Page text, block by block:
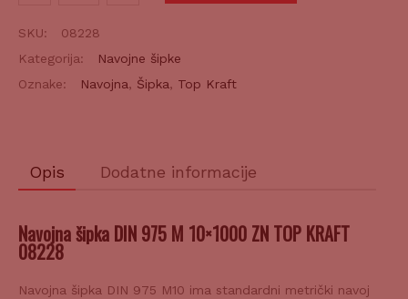
10x1000
SKU:
08228
Kategorija:
Navojne šipke
Oznake:
Navojna, Šipka, Top Kraft
Opis Dodatne informacije
Navojna šipka DIN 975 M 10×1000 ZN TOP KRAFT
08228
Navojna šipka DIN 975 M10 ima standardni metrički navoj